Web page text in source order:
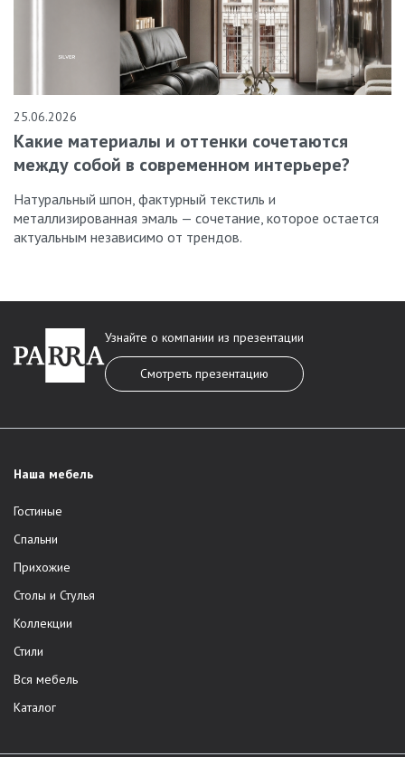
25.06.2026
Какие материалы и оттенки сочетаются
между собой в современном интерьере?
Натуральный шпон, фактурный текстиль и
металлизированная эмаль — сочетание, которое остается
актуальным независимо от трендов.
Наша мебель
Гостиные
Спальни
Прихожие
Столы и Стулья
Коллекции
Стили
Вся мебель
Каталог
Узнайте о компании из презентации
Смотреть презентацию